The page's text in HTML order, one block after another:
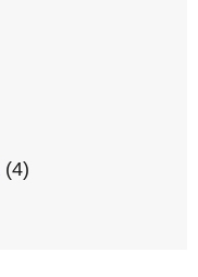
(4)